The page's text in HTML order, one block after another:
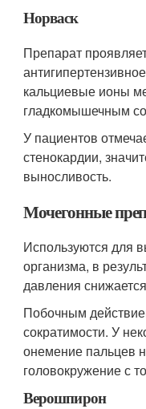
Норваск
Препарат
кальциевые ионы
гладкомышечным
У пациентов
стенокардии,
выносливость.
Мочегонные
Используются для
организма, в
давления
Побочным
сократимости. У
онемение пальцев
головокружение с
Верошпирон